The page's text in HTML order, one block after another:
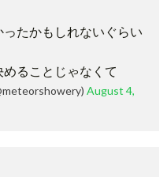
たかもしれないぐらい
ることじゃなくて
August 4,